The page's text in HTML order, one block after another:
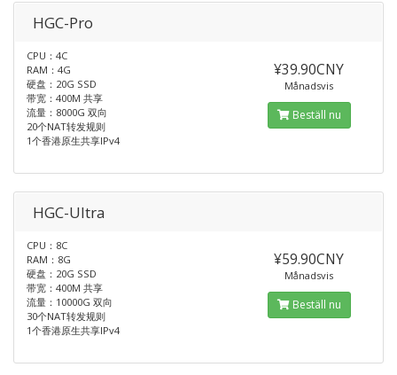
HGC-Pro
CPU：4C
RAM：4G
硬盘：20G SSD
带宽：400M 共享
流量：8000G 双向
20个NAT转发规则
1个香港原生共享IPv4
¥39.90CNY
Månadsvis
Beställ nu
HGC-Ultra
CPU：8C
RAM：8G
硬盘：20G SSD
带宽：400M 共享
流量：10000G 双向
30个NAT转发规则
1个香港原生共享IPv4
¥59.90CNY
Månadsvis
Beställ nu